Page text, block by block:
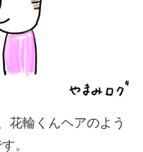
花輪くんヘアのよう
。